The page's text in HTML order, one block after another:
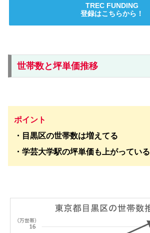
TREC FUNDING
登録はこちらから！
世帯数と坪単価推移
ポイント
・目黒区の世帯数は増えてる
・学芸大学駅の坪単価も上がっている